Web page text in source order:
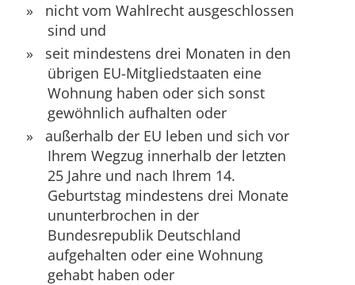
nicht vom Wahlrecht ausgeschlossen
sind und
seit mindestens drei Monaten in den
übrigen EU-Mitgliedstaaten eine
Wohnung haben oder sich sonst
gewöhnlich aufhalten oder
außerhalb der EU leben und sich vor
Ihrem Wegzug innerhalb der letzten
25 Jahre und nach Ihrem 14.
Geburtstag mindestens drei Monate
ununterbrochen in der
Bundesrepublik Deutschland
aufgehalten oder eine Wohnung
gehabt haben oder